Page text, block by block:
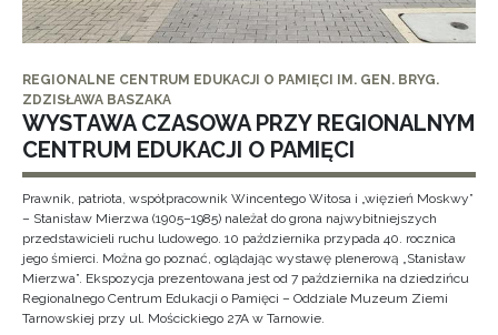
REGIONALNE CENTRUM EDUKACJI O PAMIĘCI IM. GEN. BRYG.
ZDZISŁAWA BASZAKA
WYSTAWA CZASOWA PRZY REGIONALNYM
CENTRUM EDUKACJI O PAMIĘCI
Prawnik, patriota, współpracownik Wincentego Witosa i „więzień Moskwy”
– Stanisław Mierzwa (1905–1985) należał do grona najwybitniejszych
przedstawicieli ruchu ludowego. 10 października przypada 40. rocznica
jego śmierci. Można go poznać, oglądając wystawę plenerową „Stanisław
Mierzwa”. Ekspozycja prezentowana jest od 7 października na dziedzińcu
Regionalnego Centrum Edukacji o Pamięci – Oddziale Muzeum Ziemi
Tarnowskiej przy ul. Mościckiego 27A w Tarnowie.